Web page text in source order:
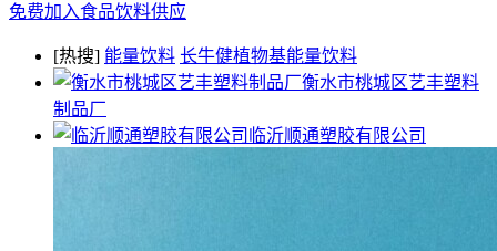
免费加入食品饮料供应
[热搜] 能量饮料 长牛健植物基能量饮料
衡水市桃城区艺丰塑料
制品厂
临沂顺通塑胶有限公司